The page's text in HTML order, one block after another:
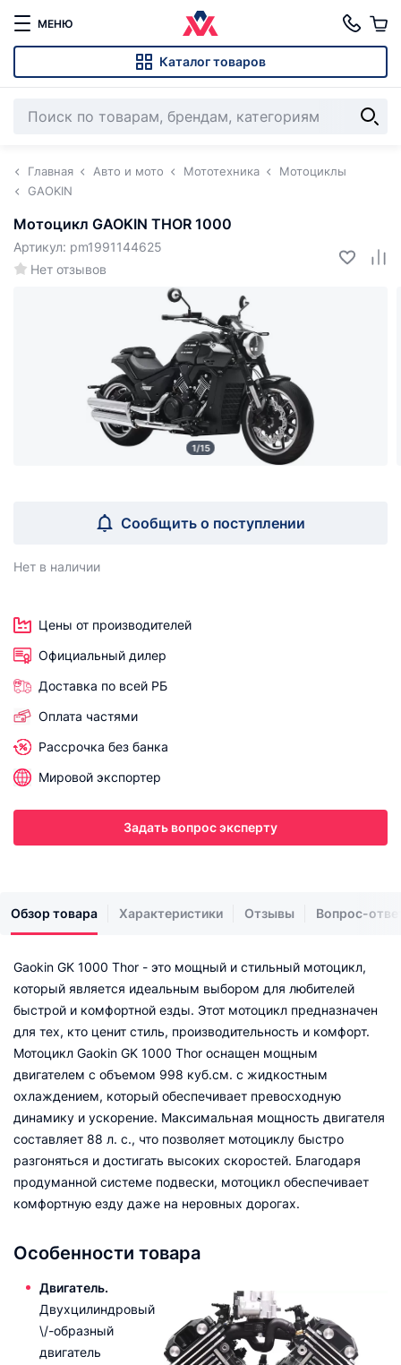
МЕНЮ
Каталог товаров
Главная Авто и мото Мототехника
Мотоциклы
GAOKIN
Мотоцикл GAOKIN THOR 1000
Нет отзывов
Артикул: pm1991144625
1/15
Сообщить о поступлении
Нет в наличии
Цены от производителей
Официальный дилер
Доставка по всей РБ
Оплата частями
Рассрочка без банка
Мировой экспортер
Задать вопрос эксперту
Обзор товара Характеристики Отзывы Вопрос-
Gaokin GK 1000 Thor - это мощный и стильный мотоцикл,
который является идеальным выбором для любителей
быстрой и комфортной езды. Этот мотоцикл предназначен
для тех, кто ценит стиль, производительность и комфорт.
Мотоцикл Gaokin GK 1000 Thor оснащен мощным
двигателем с объемом 998 куб.см. с жидкостным
охлаждением, который обеспечивает превосходную
динамику и ускорение. Максимальная мощность двигателя
составляет 88 л. с., что позволяет мотоциклу быстро
разгоняться и достигать высоких скоростей. Благодаря
продуманной системе подвески, мотоцикл обеспечивает
комфортную езду даже на неровных дорогах.
Особенности товара
Двигатель.
Двухцилиндровый
\/-образный
двигатель